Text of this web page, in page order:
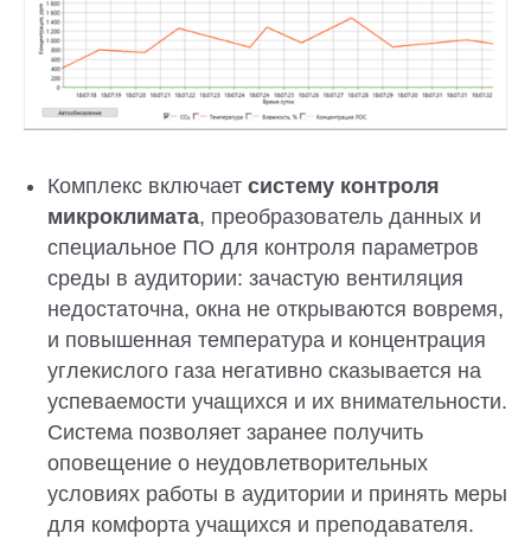
Комплекс включает систему контроля
микроклимата, преобразователь данных и
специальное ПО для контроля параметров
среды в аудитории: зачастую вентиляция
недостаточна, окна не открываются вовремя,
и повышенная температура и концентрация
углекислого газа негативно сказывается на
успеваемости учащихся и их внимательности.
Система позволяет заранее получить
оповещение о неудовлетворительных
условиях работы в аудитории и принять меры
для комфорта учащихся и преподавателя.